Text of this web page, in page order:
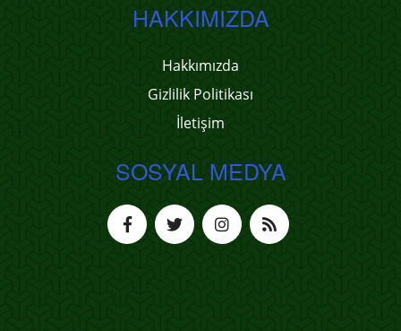
HAKKIMIZDA
Hakkımızda
Gizlilik Politikası
İletişim
SOSYAL MEDYA